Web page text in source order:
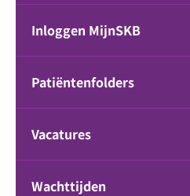
Inloggen MijnSKB
Patiëntenfolders
Vacatures
Wachttijden